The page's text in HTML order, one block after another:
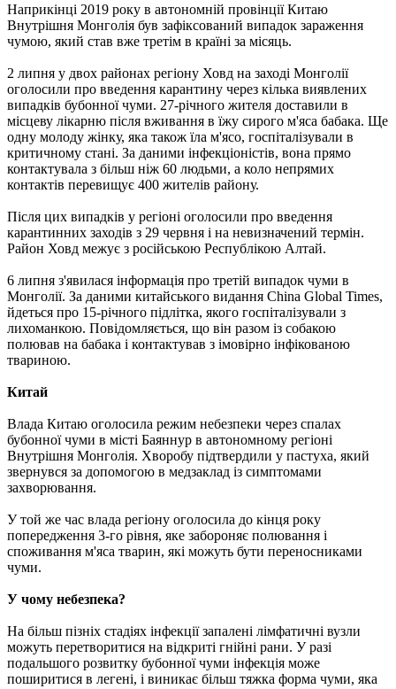
Наприкінці 2019 року в автономній провінції Китаю
Внутрішня Монголія був зафіксований випадок зараження
чумою, який став вже третім в країні за місяць.
2 липня у двох районах регіону Ховд на заході Монголії
оголосили про введення карантину через кілька виявлених
випадків бубонної чуми. 27-річного жителя доставили в
місцеву лікарню після вживання в їжу сирого м'яса бабака. Ще
одну молоду жінку, яка також їла м'ясо, госпіталізували в
критичному стані. За даними інфекціоністів, вона прямо
контактувала з більш ніж 60 людьми, а коло непрямих
контактів перевищує 400 жителів району.
Після цих випадків у регіоні оголосили про введення
карантинних заходів з 29 червня і на невизначений термін.
Район Ховд межує з російською Республікою Алтай.
6 липня з'явилася інформація про третій випадок чуми в
Монголії. За даними китайського видання China Global Times,
йдеться про 15-річного підлітка, якого госпіталізували з
лихоманкою. Повідомляється, що він разом із собакою
полював на бабака і контактував з імовірно інфікованою
твариною.
Китай
Влада Китаю оголосила режим небезпеки через спалах
бубонної чуми в місті Баяннур в автономному регіоні
Внутрішня Монголія. Хворобу підтвердили у пастуха, який
звернувся за допомогою в медзаклад із симптомами
захворювання.
У той же час влада регіону оголосила до кінця року
попередження 3-го рівня, яке забороняє полювання і
споживання м'яса тварин, які можуть бути переносниками
чуми.
У чому небезпека?
На більш пізніх стадіях інфекції запалені лімфатичні вузли
можуть перетворитися на відкриті гнійні рани. У разі
подальшого розвитку бубонної чуми інфекція може
поширитися в легені, і виникає більш тяжка форма чуми, яка